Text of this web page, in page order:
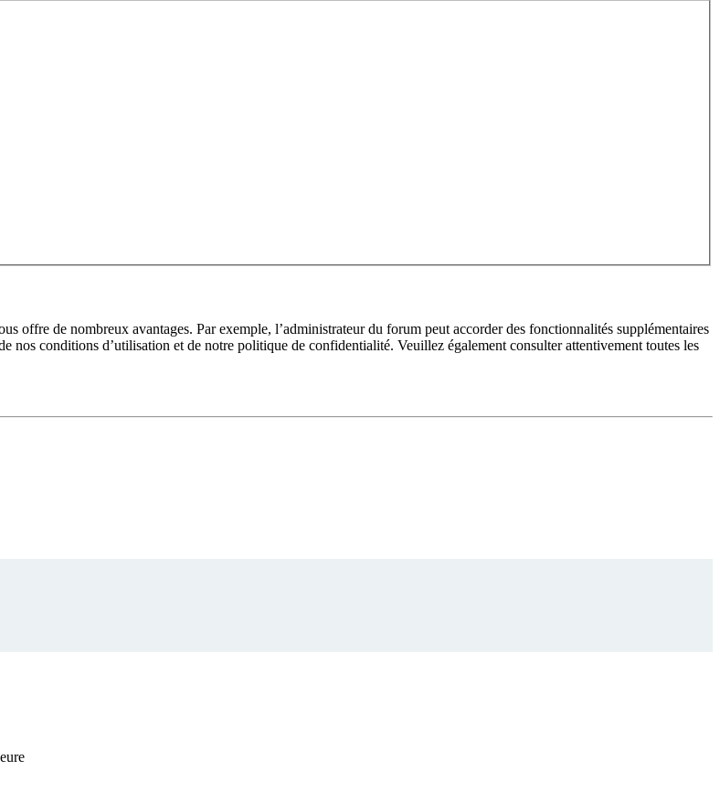
offre de nombreux avantages. Par exemple, l’administrateur du forum peut accorder des fonctionnalités supplémentaires
nos conditions d’utilisation et de notre politique de confidentialité. Veuillez également consulter attentivement toutes les